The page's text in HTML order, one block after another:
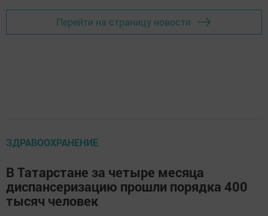
Перейти на страницу новости
ЗДРАВООХРАНЕНИЕ
В Татарстане за четыре месяца
диспансеризацию прошли порядка 400
тысяч человек